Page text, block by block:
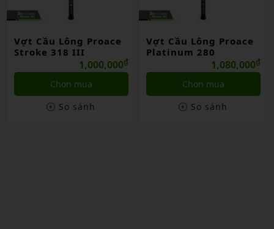
Vợt Cầu Lông Proace
Stroke 318 III
1,000,000₫
Chọn mua
So sánh
Vợt Cầu Lông Proace
Platinum 280
1,080,000₫
Chọn mua
So sánh